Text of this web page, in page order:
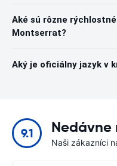
Aké sú rôzne
Montserrat?
Aký je oficiálny jazyk v
9.1 Nedávne
Naši zákazníci